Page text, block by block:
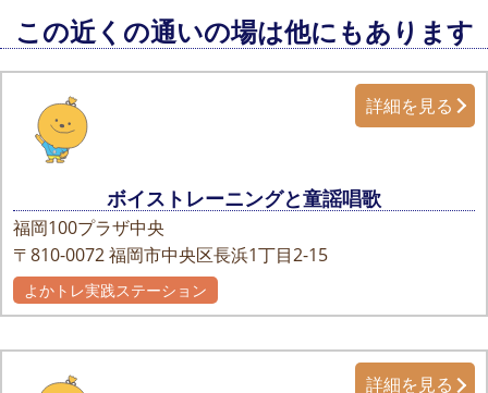
この近くの通いの場は他にもあります
ボイストレーニングと童謡唱歌
福岡100プラザ中央
〒810-0072福岡市中央区長浜1丁目2-15
詳細を見る
よかトレ実践ステーション
詳細を見る